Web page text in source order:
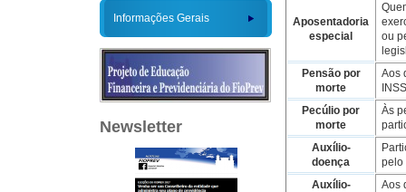
Informações Gerais
Newsletter
Aposentadoria
especial
ou
Pensão por
morte
Aos
Pecúlio por
morte
Às
Auxílio-
doença
pelo
Auxílio-
Aos